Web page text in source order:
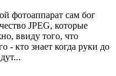
фотоаппарат сам бог
JPEG, которые
ввиду того, что
- кто знает когда руки до